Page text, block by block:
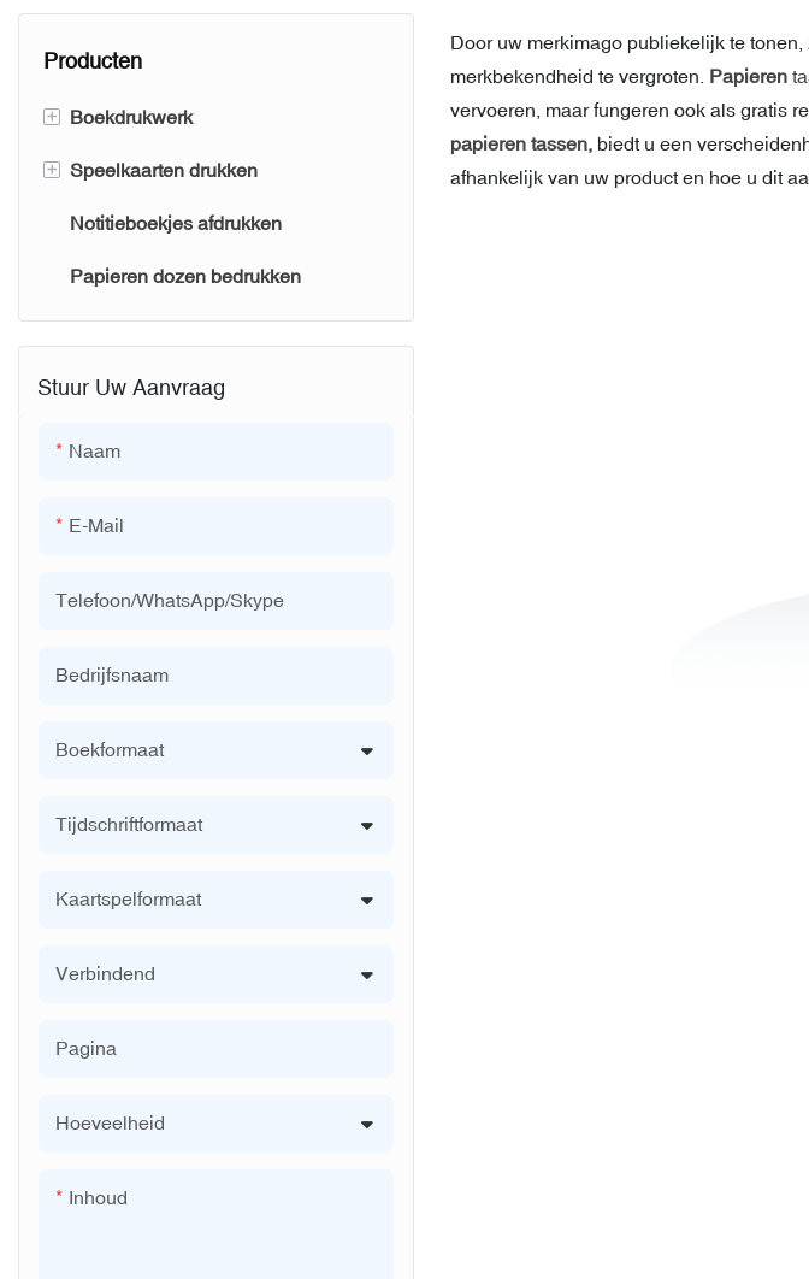
Producten
+ Boekdrukwerk
Boekdruk met gespoten randen
Hardcover boekdruk
Kinderboeken drukken
Kartonnen boekdruk
Paperback boekdruk
+ Speelkaarten drukken
Kaartspel printen
Pokerkaarten drukken
Flashcards afdrukken
Notitieboekjes afdrukken
Papieren dozen bedrukken
Stuur Uw Aanvraag
Naam
E-Mail
Telefoon/WhatsApp/Skype
Bedrijfsnaam
Boekformaat
Tijdschriftformaat
Kaartspelformaat
Verbindend
Pagina
Hoeveelheid
Inhoud
Door uw merkimago publiekelijk te tonen,
merkbekendheid te vergroten. Papieren
vervoeren, maar fungeren ook als gratis
papieren tassen,biedt u een
afhankelijk van uw product en hoe u dit